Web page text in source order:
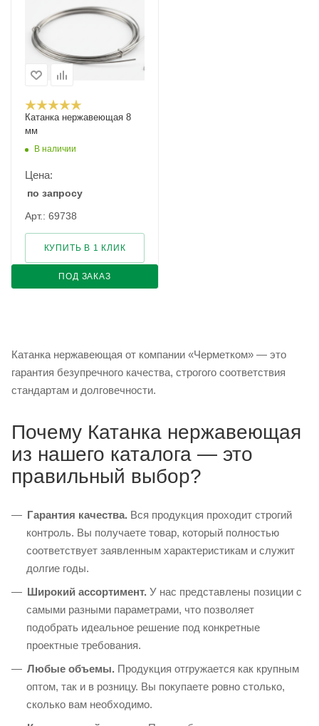
Катанка нержавеющая 8
мм
В наличии
Цена:
по запросу
Арт.: 69738
ПОД ЗАКАЗ
КУПИТЬ В 1 КЛИК
Катанка нержавеющая от компании «Черметком» — это
гарантия безупречного качества, строгого соответствия
стандартам и долговечности.
Почему Катанка нержавеющая
из нашего каталога — это
правильный выбор?
Гарантия качества. Вся продукция проходит строгий
контроль. Вы получаете товар, который полностью
соответствует заявленным характеристикам и служит
долгие годы.
Широкий ассортимент. У нас представлены позиции с
самыми разными параметрами, что позволяет
подобрать идеальное решение под конкретные
проектные требования.
Любые объемы. Продукция отгружается как крупным
оптом, так и в розницу. Вы покупаете ровно столько,
сколько вам необходимо.